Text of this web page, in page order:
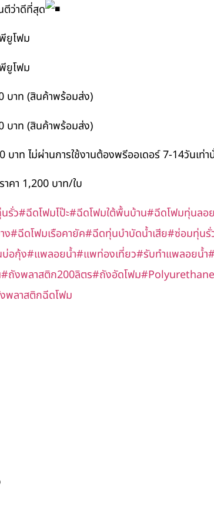
ว่าดีที่สุด
ยูโฟม
ยูโฟม
บาท (สินค้าพร้อมส่ง)
บาท (สินค้าพร้อมส่ง)
าท ไม่ผ่านการใช้งานต้องพรีออเดอร์ 7-14วันเท่า
คา 1,200 บาท/ใบ
รั่ว#ฉีดโฟมโป๊ะ#ฉีดโฟมใต้พื้นบ้าน#ฉีดโฟมทุ่นลอ
ง#ฉีดโฟมเรือคายัค#ฉีดทุ่นบำบัดน้ำเสีย#ซ่อมทุ่นรั่
อกุ้ง#แพลอยน้ำ#แพท่องเที่ยว#รับทำแพลอยน้ำ
#ถังพลาสติก200ลิตร#ถังอัดโฟม
พลาสติกฉีดโฟม